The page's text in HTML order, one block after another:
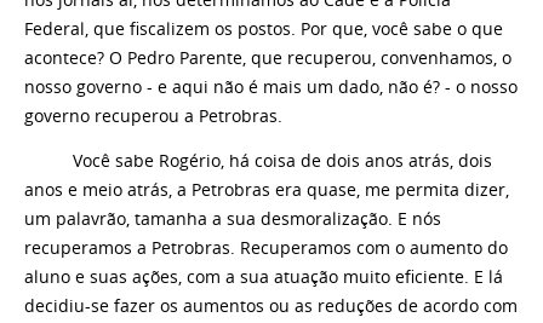
Federal, que fiscalizem os postos. Por que, você sabe o que
acontece? O Pedro Parente, que recuperou, convenhamos, o
nosso governo - e aqui não é mais um dado, não é? - o nosso
governo recuperou a Petrobras.
Você sabe Rogério, há coisa de dois anos atrás, dois
anos e meio atrás, a Petrobras era quase, me permita dizer,
um palavrão, tamanha a sua desmoralização. E nós
recuperamos a Petrobras. Recuperamos com o aumento do
aluno e suas ações, com a sua atuação muito eficiente. E lá
decidiu-se fazer os aumentos ou as reduções de acordo com